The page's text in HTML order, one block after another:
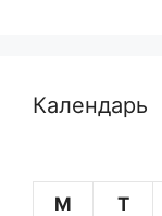
Календарь
M
T